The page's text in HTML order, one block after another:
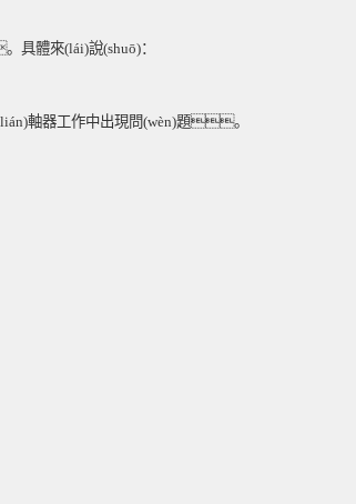
體來(lái)說(shuō)：
軸器工作中出現問(wèn)題。